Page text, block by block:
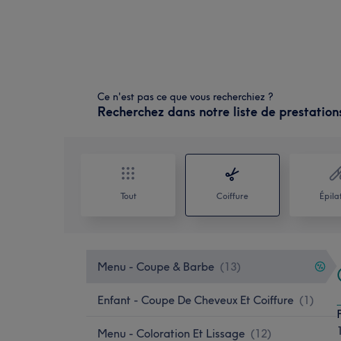
Ce n'est pas ce que vous recherchiez ?
Recherchez dans notre liste de
Tout Coiffure
Menu - Coupe & Barbe (13)
Enfant - Coupe De Cheveux Et Coiffure (1)
Menu - Coloration Et Lissage (12)